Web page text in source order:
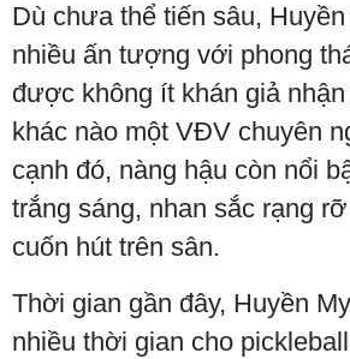
Dù chưa thể tiến sâu,
nhiều ấn tượng với phong
được không ít khán giả
khác nào một VĐV chuyên
cạnh đó, nàng hậu còn nổi
trắng sáng, nhan sắc rạng
cuốn hút trên sân.
Thời gian gần đây, Huyền
nhiều thời gian cho